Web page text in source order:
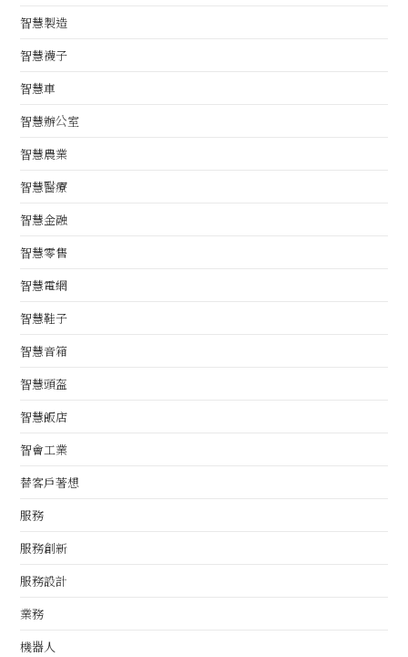
智慧製造
智慧襪子
智慧車
智慧辦公室
智慧農業
智慧醫療
智慧金融
智慧零售
智慧電網
智慧鞋子
智慧音箱
智慧頭盔
智慧飯店
智會工業
替客戶著想
服務
服務創新
服務設計
業務
機器人